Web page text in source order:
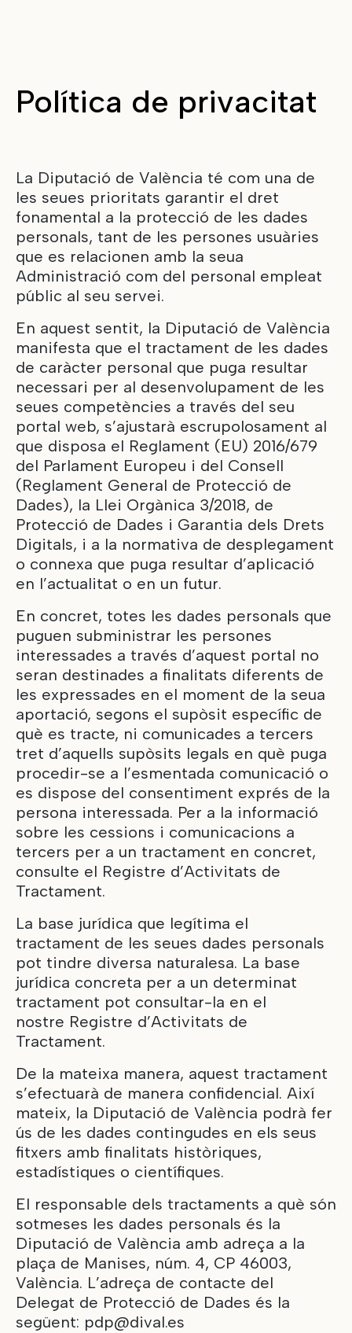
Política de privacitat
La Diputació de València té com una de
les seues prioritats garantir el dret
fonamental a la protecció de les dades
personals, tant de les persones usuàries
que es relacionen amb la seua
Administració com del personal empleat
públic al seu servei.
En aquest sentit, la Diputació de València
manifesta que el tractament de les dades
de caràcter personal que puga resultar
necessari per al desenvolupament de les
seues competències a través del seu
portal web, s’ajustarà escrupolosament al
que disposa el Reglament (EU) 2016/679
del Parlament Europeu i del Consell
(Reglament General de Protecció de
Dades), la Llei Orgànica 3/2018, de
Protecció de Dades i Garantia dels Drets
Digitals, i a la normativa de desplegament
o connexa que puga resultar d’aplicació
en l’actualitat o en un futur.
En concret, totes les dades personals que
puguen subministrar les persones
interessades a través d’aquest portal no
seran destinades a finalitats diferents de
les expressades en el moment de la seua
aportació, segons el supòsit específic de
què es tracte, ni comunicades a tercers
tret d’aquells supòsits legals en què puga
procedir-se a l’esmentada comunicació o
es dispose del consentiment exprés de la
persona interessada. Per a la informació
sobre les cessions i comunicacions a
tercers per a un tractament en concret,
consulte el Registre d’Activitats de
Tractament.
La base jurídica que legítima el
tractament de les seues dades personals
pot tindre diversa naturalesa. La base
jurídica concreta per a un determinat
tractament pot consultar-la en el
nostre Registre d’Activitats de
Tractament.
De la mateixa manera, aquest tractament
s’efectuarà de manera confidencial. Així
mateix, la Diputació de València podrà fer
ús de les dades contingudes en els seus
fitxers amb finalitats històriques,
estadístiques o científiques.
El responsable dels tractaments a què són
sotmeses les dades personals és la
Diputació de València amb adreça a la
plaça de Manises, núm. 4, CP 46003,
València. L’adreça de contacte del
Delegat de Protecció de Dades és la
següent: pdp@dival.es